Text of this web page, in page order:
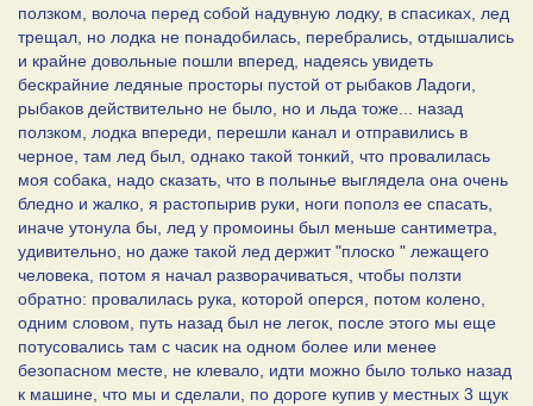
ползком, волоча перед собой надувную лодку, в спасиках, лед
трещал, но лодка не понадобилась, перебрались, отдышались
и крайне довольные пошли вперед, надеясь увидеть
бескрайние ледяные просторы пустой от рыбаков Ладоги,
рыбаков действительно не было, но и льда тоже... назад
ползком, лодка впереди, перешли канал и отправились в
черное, там лед был, однако такой тонкий, что провалилась
моя собака, надо сказать, что в полынье выглядела она очень
бледно и жалко, я растопырив руки, ноги пополз ее спасать,
иначе утонула бы, лед у промоины был меньше сантиметра,
удивительно, но даже такой лед держит "плоско " лежащего
человека, потом я начал разворачиваться, чтобы ползти
обратно: провалилась рука, которой оперся, потом колено,
одним словом, путь назад был не легок, после этого мы еще
потусовались там с часик на одном более или менее
безопасном месте, не клевало, идти можно было только назад
к машине, что мы и сделали, по дороге купив у местных 3 щук